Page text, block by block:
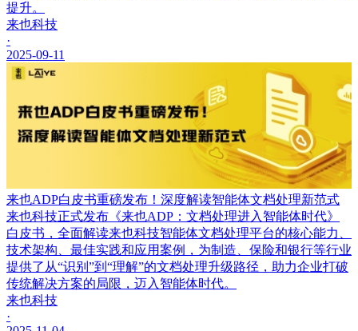
提升。
来也科技
·
2025-09-11
来也ADP白皮书重磅发布！深度解读智能体文档处理新范式
来也科技正式发布《来也ADP：文档处理进入智能体时代》
白皮书，全面解读来也科技智能体文档处理平台的核心能力、
技术架构、最佳实践和应用案例，为制造、保险和银行等行业
提供了从“识别”到“理解”的文档处理升级路径，助力企业打破
传统解决方案的局限，迈入智能体时代。
来也科技
·